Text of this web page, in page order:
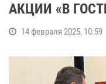
АКЦИИ «В
14 февраля 2025, 10:59